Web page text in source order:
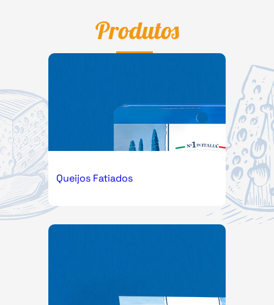
Produtos
Queijos Fatiados